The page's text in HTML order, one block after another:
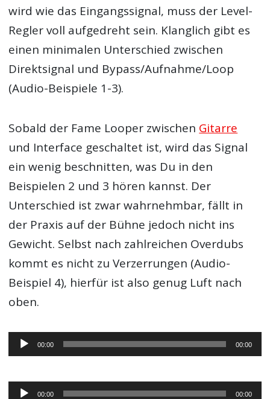
wird wie das Eingangssignal, muss der Level-
Regler voll aufgedreht sein. Klanglich gibt es
einen minimalen Unterschied zwischen
Direktsignal und Bypass/Aufnahme/Loop
(Audio-Beispiele 1-3).
Sobald der Fame Looper zwischen Gitarre
und Interface geschaltet ist, wird das Signal
ein wenig beschnitten, was Du in den
Beispielen 2 und 3 hören kannst. Der
Unterschied ist zwar wahrnehmbar, fällt in
der Praxis auf der Bühne jedoch nicht ins
Gewicht. Selbst nach zahlreichen Overdubs
kommt es nicht zu Verzerrungen (Audio-
Beispiel 4), hierfür ist also genug Luft nach
oben.
Audio-
Player
00:00 00:00
Audio-00:00 00:00